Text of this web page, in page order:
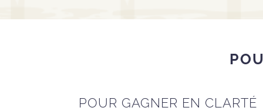
POUR GAGNER EN CLARTÉ